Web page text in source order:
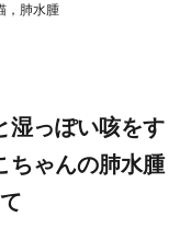
，肺水腫
湿っぽい咳をす
ちゃんの肺水腫